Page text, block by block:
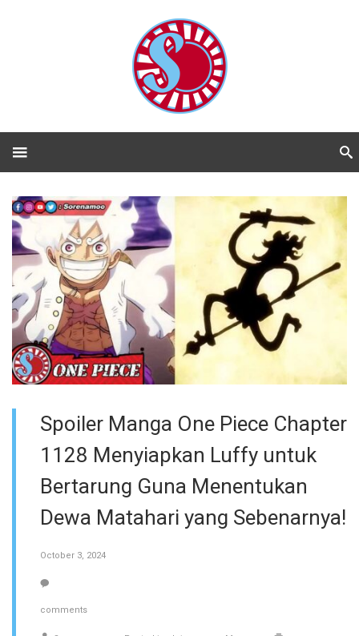
Spoiler Manga One Piece Chapter
1128 Menyiapkan Luffy untuk
Bertarung Guna Menentukan
Dewa Matahari yang Sebenarnya!
October 3, 2024
comments